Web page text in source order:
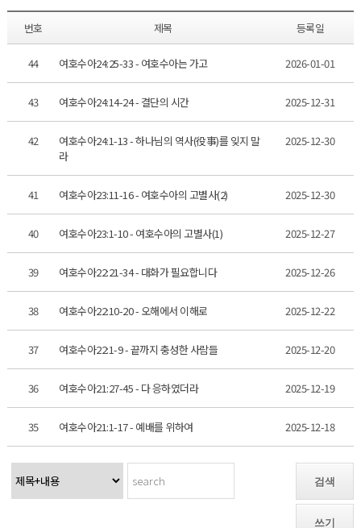
번호 제목 등록일
44 여호수아24:25-33 - 여호수아는 가고 2026-01-01
43 여호수아24:14-24 - 결단의 시간 2025-12-31
42
여호수아24:1-13 - 하나님의 역사(役事)를 잊지 말
라
2025-12-30
41 여호수아23:11-16 - 여호수아의 고별사(2) 2025-12-30
40 여호수아23:1-10 - 여호수아의 고별사(1) 2025-12-27
39 여호수아22:21-34 - 대화가 필요합니다 2025-12-26
38 여호수아22:10-20 - 오해에서 이해로 2025-12-22
37 여호수아22:1-9 - 끝까지 충성한 사람들 2025-12-20
36 여호수아21:27-45 - 다 응하였더라 2025-12-19
35 여호수아21:1-17 - 예배를 위하여 2025-12-18
검색
쓰기